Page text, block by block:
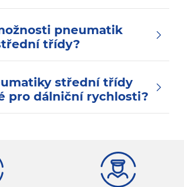
pneumatik
třídy?
střední třídy
pro dálniční rychlosti?